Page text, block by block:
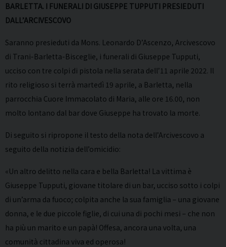
BARLETTA. I FUNERALI DI GIUSEPPE TUPPUTI PRESIEDUTI
DALL’ARCIVESCOVO
Saranno presieduti da Mons. Leonardo D’Ascenzo, Arcivescovo
di Trani-Barletta-Bisceglie, i funerali di Giuseppe Tupputi,
ucciso con tre colpi di pistola nella serata dell’11 aprile 2022. Il
rito religioso si terrà martedì 19 aprile, a Barletta, nella
parrocchia Cuore Immacolato di Maria, alle ore 16.00, non
molto lontano dal bar dove Giuseppe ha trovato la morte.
Di seguito si ripropone il testo della nota dell’Arcivescovo a
seguito della notizia dell’omicidio:
«Un altro delitto nella cara e bella Barletta! La vittima è
Giuseppe Tupputi, giovane titolare di un bar, ucciso sotto i colpi
di un’arma da fuoco; colpita anche la sua famiglia – una giovane
donna, e le due piccole figlie, di cui una di pochi mesi – che non
ha più un marito e un papà! Offesa, ancora una volta, una
comunità cittadina viva ed operosa!